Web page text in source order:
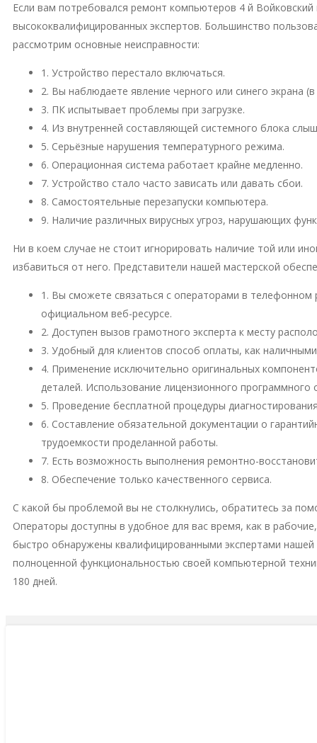
Если вам потребовался ремонт компьютеров 4 й
высококвалифицированных экспертов. Большинство
рассмотрим основные неисправности:
1. Устройство перестало включаться.
2. Вы наблюдаете явление черного или синего экрана
3. ПК испытывает проблемы при загрузке.
4. Из внутренней составляющей системного блока
5. Серьёзные нарушения температурного режима.
6. Операционная система работает крайне медленно.
7. Устройство стало часто зависать или давать сбои.
8. Самостоятельные перезапуски компьютера.
9. Наличие различных вирусных угроз, нарушающих
Ни в коем случае не стоит игнорировать наличие той или
избавиться от него. Представители нашей мастерской
1. Вы сможете связаться с операторами в
официальном веб-ресурсе.
2. Доступен вызов грамотного эксперта к месту
3. Удобный для клиентов способ оплаты, как
4. Применение исключительно оригинальных
деталей. Использование лицензионного
5. Проведение бесплатной процедуры
6. Составление обязательной документации о
трудоемкости проделанной работы.
7. Есть возможность выполнения ремонтно-
8. Обеспечение только качественного сервиса.
С какой бы проблемой вы не столкнулись, обратитесь за
Операторы доступны в удобное для вас время, как в
быстро обнаружены квалифицированными экспертами
полноценной функциональностью своей компьютерной
180 дней.